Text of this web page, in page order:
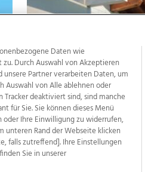
Daten wie
Durch Auswahl von Akzeptieren
Partner verarbeiten Daten, um
Auswahl von Alle ablehnen oder
deaktiviert sind, sind manche
für Sie. Sie können dieses Menü
Ihre Einwilligung zu widerrufen,
unteren Rand der Webseite klicken
falls zutreffend]. Ihre Einstellungen
Sie in unserer